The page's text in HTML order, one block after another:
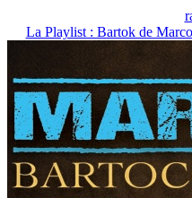
La Playlist : Bartok de